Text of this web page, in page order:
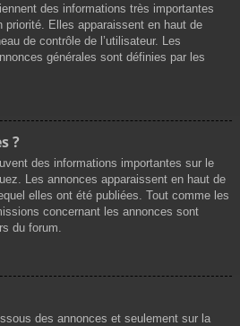
des informations très importantes
Elles apparaissent en haut de
de contrôle de l’utilisateur. Les
générales sont définies par les
?
des informations importantes sur le
Les annonces apparaissent en haut de
elles ont été publiées. Tout comme les
concernant les annonces sont
du forum.
des annonces et seulement sur la